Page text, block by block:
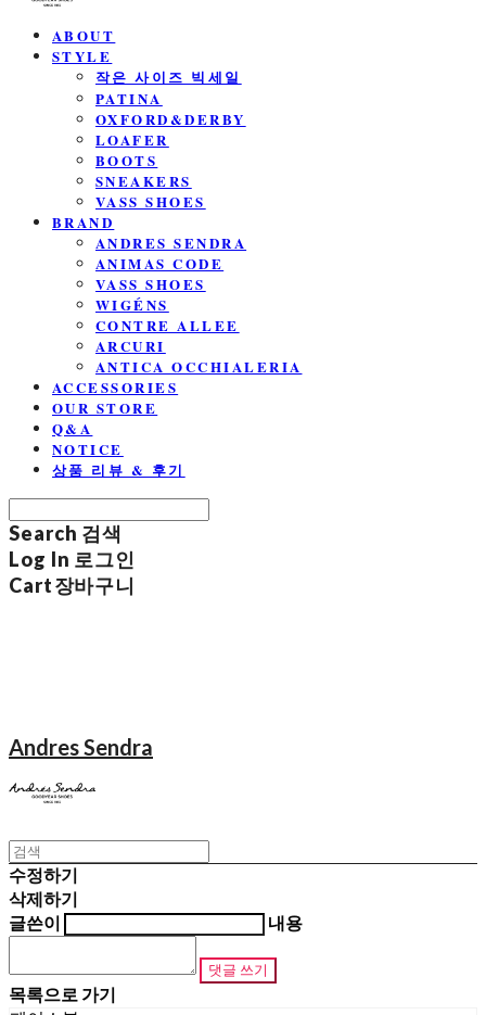
ABOUT
STYLE
작은 사이즈 빅세일
PATINA
OXFORD&DERBY
LOAFER
BOOTS
SNEAKERS
VASS SHOES
BRAND
ANDRES SENDRA
ANIMAS CODE
VASS SHOES
WIGÉNS
CONTRE ALLEE
ARCURI
ANTICA OCCHIALERIA
ACCESSORIES
OUR STORE
Q&A
NOTICE
상품 리뷰 & 후기
Search 검색
Log In 로그인
Cart장바구니
Andres Sendra
수정하기
삭제하기
글쓴이
내용
댓글 쓰기
목록으로 가기